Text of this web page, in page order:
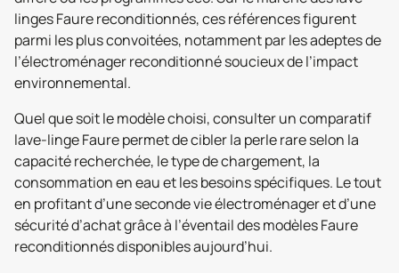
linges Faure reconditionnés, ces références figurent
parmi les plus convoitées, notamment par les adeptes de
l’électroménager reconditionné soucieux de l’impact
environnemental.
Quel que soit le modèle choisi, consulter un comparatif
lave-linge Faure permet de cibler la perle rare selon la
capacité recherchée, le type de chargement, la
consommation en eau et les besoins spécifiques. Le tout
en profitant d’une seconde vie électroménager et d’une
sécurité d’achat grâce à l’éventail des modèles Faure
reconditionnés disponibles aujourd’hui.